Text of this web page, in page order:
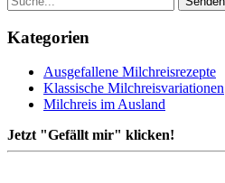
Kategorien
Ausgefallene Milchreisrezepte
Klassische Milchreisvariationen
Milchreis im Ausland
Jetzt "Gefällt mir" klicken!